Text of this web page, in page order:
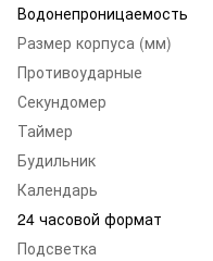
Водонепроницаемость
Размер корпуса (мм)
Противоударные
Секундомер
Таймер
Будильник
Календарь
24 часовой формат
Подсветка